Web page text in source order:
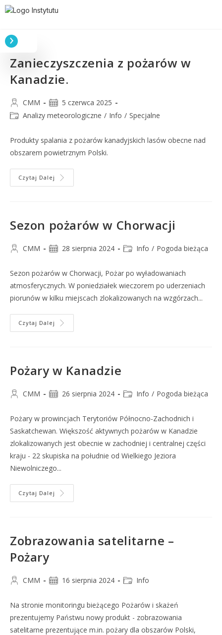
Zanieczyszczenia z pożarów w
Kanadzie.
CMM
5 czerwca 2025
Analizy meteorologiczne / Info / Specjalne
Produkty spalania z pożarów kanadyjskich lasów obecne nad
obszarem powietrznym Polski.
Czytaj Dalej
Sezon pożarów w Chorwacji
CMM 28 sierpnia 2024 Info / Pogoda bieżąca
Sezon pożarów w Chorwacji, Pożar po wyładowaniach
atmosferycznych. W poniedziałek wieczorem po uderzeniach
piorunów w kilku miejscach zlokalizowanych na wzgórzach...
Czytaj Dalej
Pożary w Kanadzie
CMM 26 sierpnia 2024 Info / Pogoda bieżąca
Pożary w prowincjach Terytoriów Północno-Zachodnich i
Saskatchewan. Większość aktywnych pożarów w Kanadzie
zlokalizowanych jest obecnie w zachodniej i centralnej części
kraju - 22 skupiska na południe od Wielkiego Jeziora
Niewolniczego...
Czytaj Dalej
Zobrazowania satelitarne –
Pożary
CMM 16 sierpnia 2024 Info
Na stronie monitoringu bieżącego Pożarów i skażeń
prezentujemy Państwu nowy produkt - zobrazowania
satelitarne prezentujące m.in. pożary dla obszarów Polski,